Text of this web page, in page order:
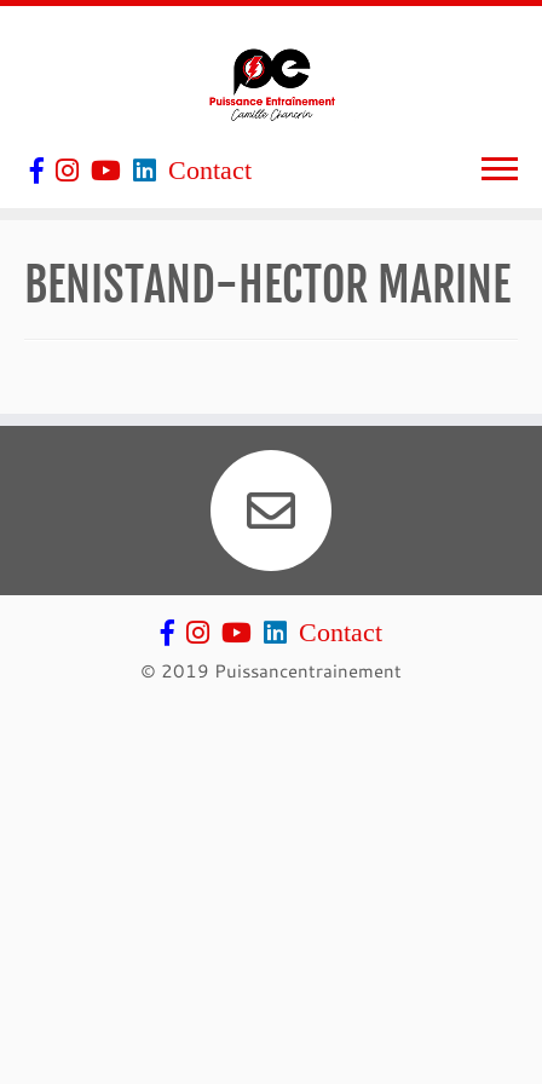
Contact
BENISTAND-HECTOR MARINE
Contact
© 2019 Puissancentrainement